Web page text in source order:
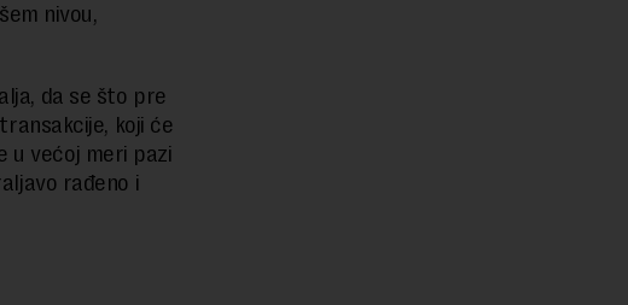
nivou,
da se što pre
koji će
u većoj meri pazi
rađeno i